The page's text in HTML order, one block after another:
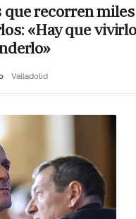
que recorren miles
«Hay que
Valladolid